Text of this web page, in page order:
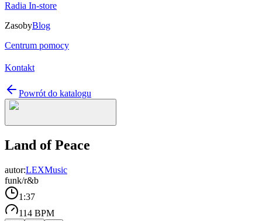
Radia In-store
ZasobyBlog
Centrum pomocy
Kontakt
Powrót do katalogu
Land of Peace
autor:LEXMusic
funk/r&b
1:37
114 BPM